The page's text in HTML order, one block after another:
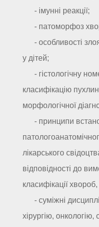
- імунні реакції;
- патоморфоз
- особливості
у дітей;
- гістологічну
класифікацію
морфологічної
- принципи
лікарського
відповідності до
класифікації
- суміжні
хірургію, онкологію,